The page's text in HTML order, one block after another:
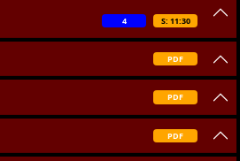
S: 11:30
4
PDF
PDF
PDF